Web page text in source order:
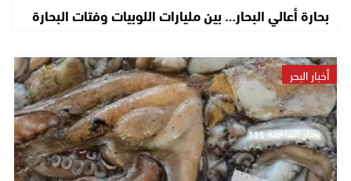
بحارة أعالي البحار… بين مليارات اللوبيات وفتات البحارة
أخبار البحر